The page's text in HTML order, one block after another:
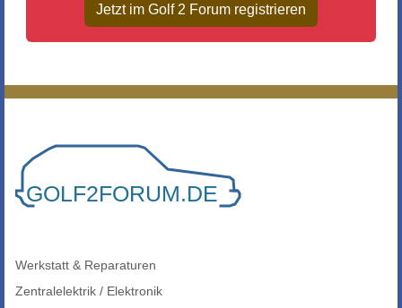
Jetzt im Golf 2 Forum registrieren
Werkstatt & Reparaturen
Zentralelektrik / Elektronik